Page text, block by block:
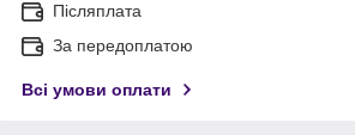
Післяплата
За передоплатою
Всі умови оплати